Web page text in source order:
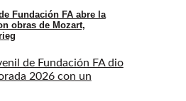
Fundación FA abre la
obras de Mozart,
de Fundación FA dio
2026 con un